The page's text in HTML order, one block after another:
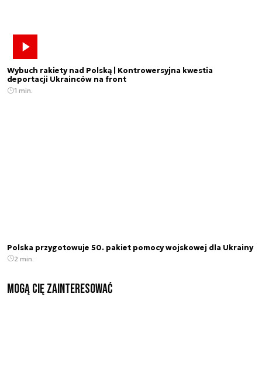
Wybuch rakiety nad Polską | Kontrowersyjna kwestia
deportacji Ukrainców na front
1 min.
Polska przygotowuje 50. pakiet pomocy wojskowej dla Ukrainy
2 min.
Mogą Cię zainteresować